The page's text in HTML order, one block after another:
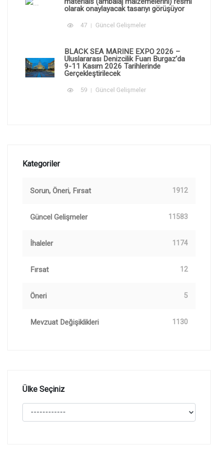
olarak onaylayacak tasarıyı görüşüyor
47 Güncel Gelişmeler
BLACK SEA MARINE EXPO 2026 –
Uluslararası Denizcilik Fuarı Burgaz'da
9-11 Kasım 2026 Tarihlerinde
Gerçekleştirilecek
59 Güncel Gelişmeler
Kategoriler
Sorun, Öneri, Fırsat 1912
Güncel Gelişmeler 11583
İhaleler 1174
Fırsat 12
Öneri 5
Mevzuat Değişiklikleri 1130
Ülke Seçiniz